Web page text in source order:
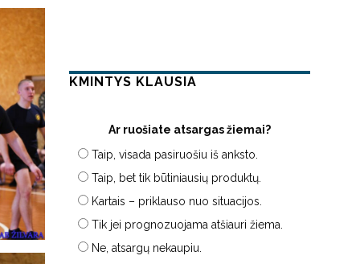
KMINTYS KLAUSIA
Ar ruošiate atsargas žiemai?
Taip, visada pasiruošiu iš anksto.
Taip, bet tik būtiniausių produktų.
Kartais – priklauso nuo situacijos.
Tik jei prognozuojama atšiauri žiema.
Ne, atsargų nekaupiu.